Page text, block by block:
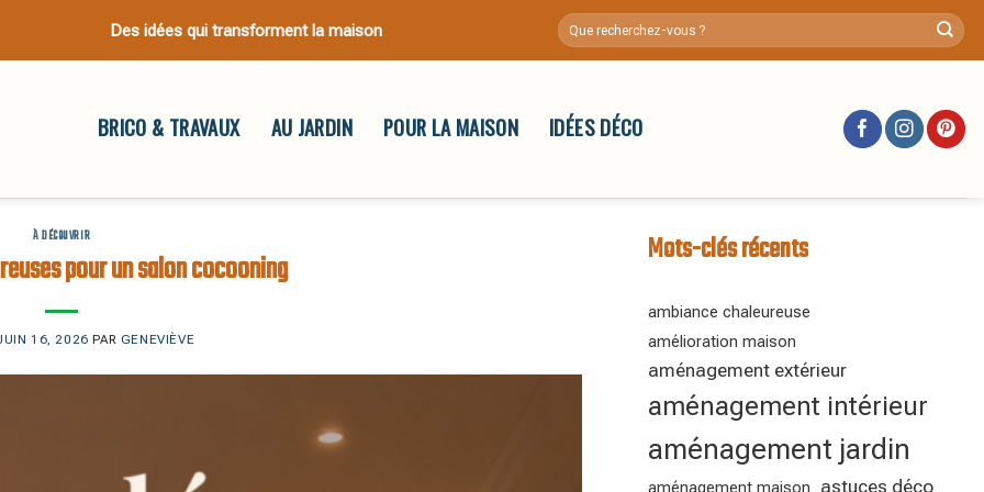
Des idées qui transforment la maison
BRICO & TRAVAUX AU JARDIN POUR LA MAISON IDÉES DÉCO
À DÉCOUVRIR
pour un salon cocooning
16, 2026 PAR GENEVIÈVE
Mots-clés récents
ambiance chaleureuse
amélioration maison
aménagement extérieur
aménagement intérieur
aménagement jardin
astuces déco